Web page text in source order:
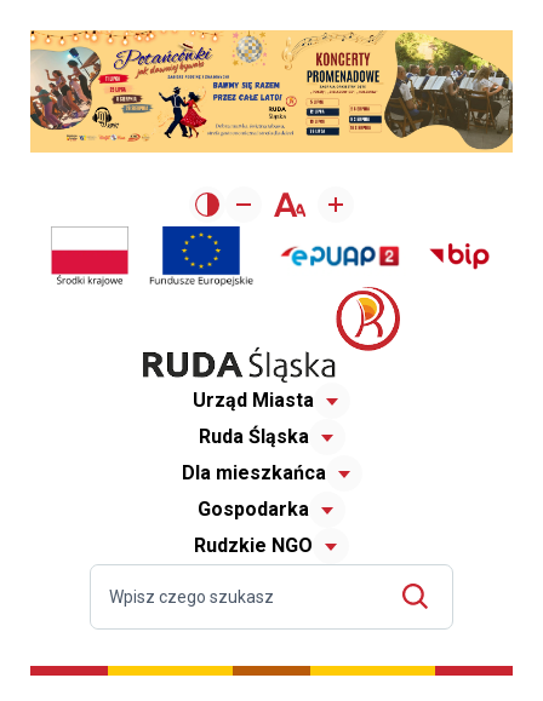
Urząd Miasta
Ruda Śląska
Dla mieszkańca
Gospodarka
Rudzkie NGO